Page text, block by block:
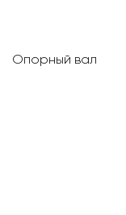
Опорный вал